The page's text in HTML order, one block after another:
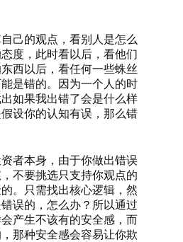
己的观点，看别人是怎么
度，此时看以后，看他们
西以后，看任何一些蛛丝
是错的。因为一个人的时
如果我出错了会是什么样
设你的认知有误，那么错
者本身，由于你做出错误
不要挑选只支持你观点的
。只需找出核心逻辑，然
误的，怎么办？所以通过
产生不该有的安全感，而
那种安全感会容易让你欺